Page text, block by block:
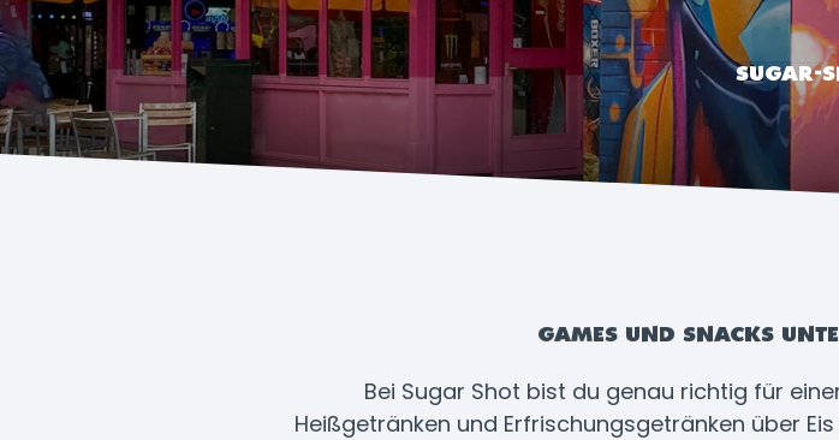
SUGAR-
GAMES UND SNACKS
Bei Sugar Shot bist du genau richtig für
Heißgetränken und Erfrischungsgetränken über